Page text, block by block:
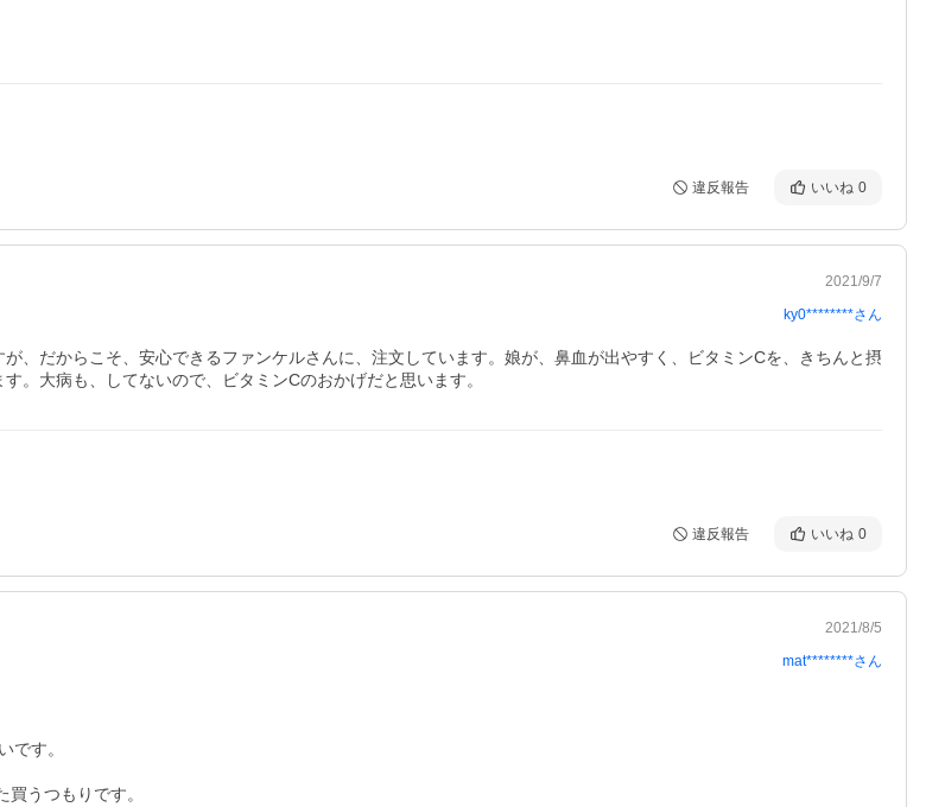
違反報告 いいね 0
2021/9/7
ky0********さん
、だからこそ、安心できるファンケルさんに、注文しています。娘が、鼻血が出やすく、ビタミンCを、きちんと摂
。大病も、してないので、ビタミンCのおかげだと思います。
違反報告 いいね 0
2021/8/5
mat********さん
です。
うつもりです。